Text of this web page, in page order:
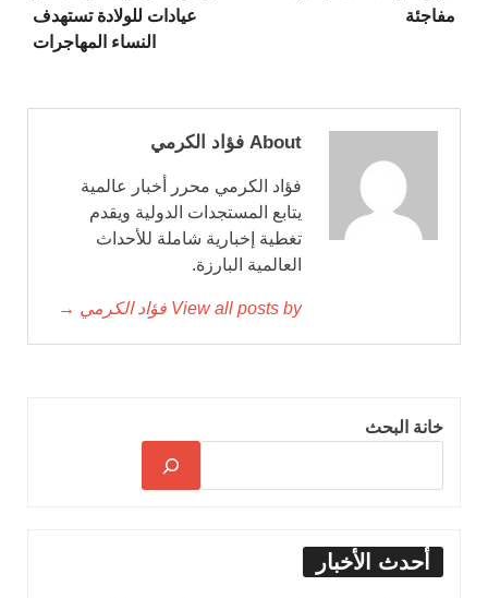
مفاجئة
عيادات للولادة تستهدف
النساء المهاجرات
About فؤاد الكرمي
فؤاد الكرمي محرر أخبار عالمية
يتابع المستجدات الدولية ويقدم
تغطية إخبارية شاملة للأحداث
العالمية البارزة.
View all posts by فؤاد الكرمي →
خانة البحث
أحدث الأخبار